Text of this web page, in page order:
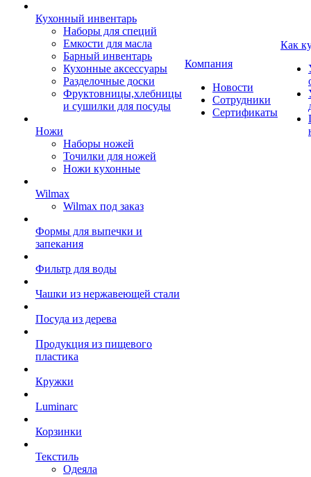
Кухонный инвентарь
Наборы для специй
Емкости для масла
Барный инвентарь
Кухонные аксессуары
Разделочные доски
Фруктовницы,хлебницы
и сушилки для посуды
Ножи
Наборы ножей
Точилки для ножей
Ножи кухонные
Wilmax
Wilmax под заказ
Формы для выпечки и
запекания
Фильтр для воды
Чашки из нержавеющей стали
Посуда из дерева
Продукция из пищевого
пластика
Кружки
Luminarc
Корзинки
Текстиль
Одеяла
Компания
Новости
Сотрудники
Сертификаты
Как